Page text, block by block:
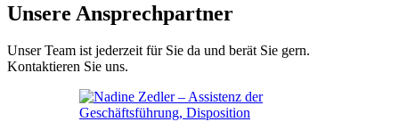
Unsere Ansprechpartner
Unser Team ist jederzeit für Sie da und berät Sie gern.
Kontaktieren Sie uns.